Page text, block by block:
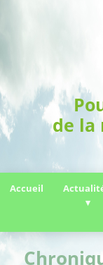
de la
Accueil